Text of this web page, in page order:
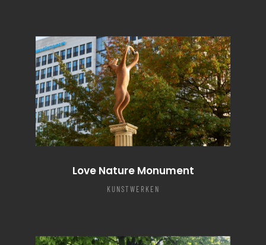
Love Nature Monument
KUNSTWERKEN